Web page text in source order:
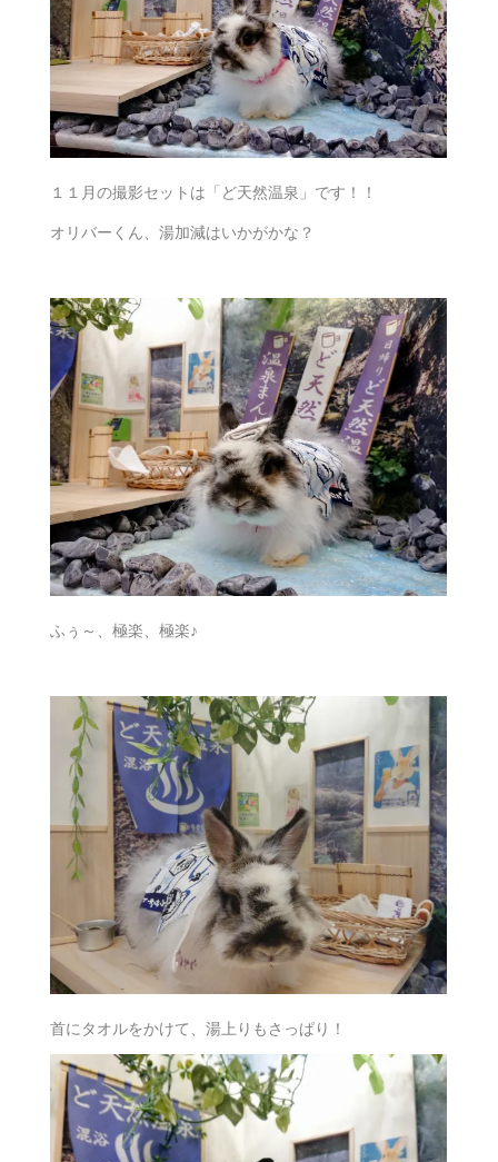
１１月の撮影セットは「ど天然温泉」です！！
オリバーくん、湯加減はいかがかな？
ふぅ～、極楽、極楽♪
首にタオルをかけて、湯上りもさっぱり！